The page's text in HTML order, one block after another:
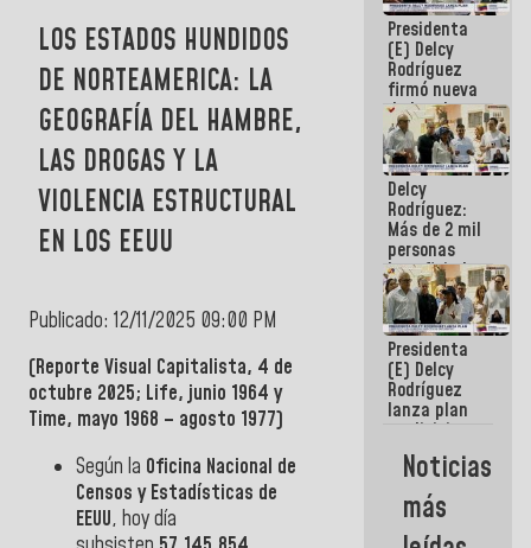
LOS ESTADOS HUNDIDOS
DE NORTEAMERICA: LA
GEOGRAFÍA DEL HAMBRE,
LAS DROGAS Y LA
VIOLENCIA ESTRUCTURAL
EN LOS EEUU
Publicado: 12/11/2025 09:00 PM
(Reporte Visual Capitalista, 4 de
octubre 2025; Life, junio 1964 y
Time, mayo 1968 – agosto 1977)
Según la Oficina Nacional de
Censos y Estadísticas de
EEUU, hoy día
en Caracas
Presidenta
(E) Delcy
Rodríguez
firmó nueva
de Ley de
Arrendamiento
aprobada
por la AN
Delcy
Rodríguez:
Más de 2 mil
personas
beneficiadas
con planes
para
atención de
emergencia
sísmica en
la última
semana
Presidenta
(E) Delcy
Rodríguez
lanza plan
crediticio
con subsidio
a Juntas de
Condominio
Noticias
más